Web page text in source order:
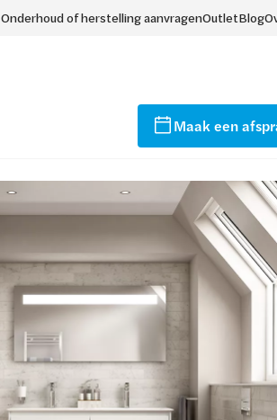
Onderhoud of herstelling aanvragenOutletBlog
Maak een